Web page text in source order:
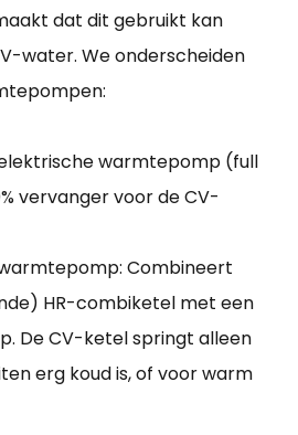
dat dit gebruikt kan
water. We onderscheiden
warmtepomp (full
vervanger voor de CV-
Combineert
HR-combiketel met een
De CV-ketel springt alleen
erg koud is, of voor warm